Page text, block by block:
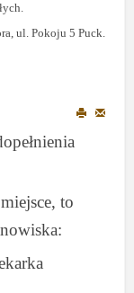
ul. Pokoju 5 Puck.
to